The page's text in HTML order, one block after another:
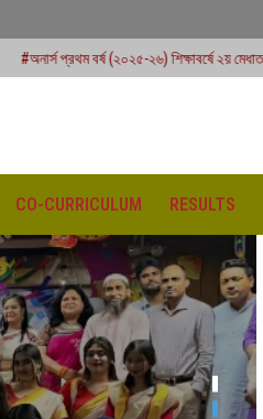
২৬) শিক্ষাবর্ষে ২য় মেধাতালিকায় ভর্তি কার্যক্রম শুরু
CO-CURRICULUM RESULTS